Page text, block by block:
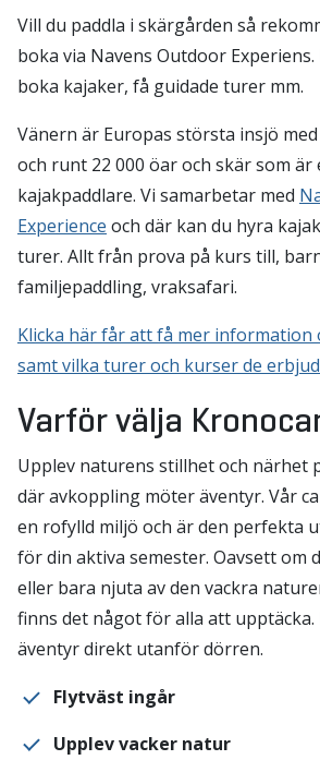
Vill du paddla i skärgården så
boka via Navens Outdoor
boka kajaker, få guidade turer mm.
Vänern är Europas största insjö
och runt 22 000 öar och skär som
kajakpaddlare. Vi samarbetar med
Experience och där kan du hyra
turer. Allt från prova på kurs till,
familjepaddling, vraksafari.
Klicka här får att få mer information
samt vilka turer och kurser de
Varför välja
Upplev naturens stillhet och närhet
där avkoppling möter äventyr. Vår
en rofylld miljö och är den perfekta
för din aktiva semester. Oavsett om
eller bara njuta av den vackra
finns det något för alla att
äventyr direkt utanför dörren.
Flytväst ingår
Upplev vacker natur